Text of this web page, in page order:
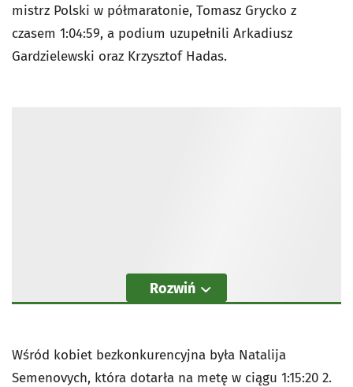
mistrz Polski w półmaratonie, Tomasz Grycko z
czasem 1:04:59, a podium uzupełnili Arkadiusz
Gardzielewski oraz Krzysztof Hadas.
Rozwiń
Wśród kobiet bezkonkurencyjna była Natalija
Semenovych, która dotarła na metę w ciągu 1:15:20 2.